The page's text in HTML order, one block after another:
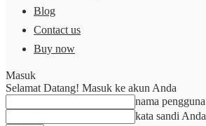
Blog
Contact us
Buy now
Masuk
Selamat Datang! Masuk ke akun Anda
nama pengguna
kata sandi Anda